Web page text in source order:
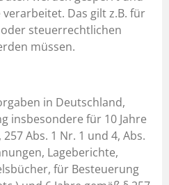
Das gilt z.B. für
steuerrechtlichen
müssen.
in Deutschland,
insbesondere für 10 Jahre
257 Abs. 1 Nr. 1 und 4, Abs.
Lageberichte,
für Besteuerung